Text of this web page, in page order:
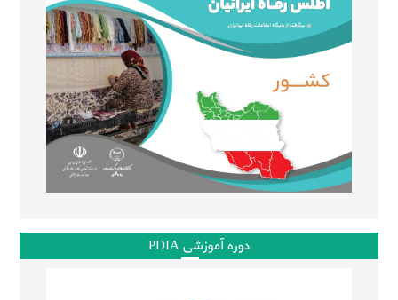
دوره آموزشی PDIA